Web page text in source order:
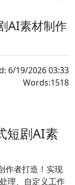
AI素材制作
6/19/2026 03:33
Words:1518
短剧AI素
作者打造！实现
理、自定义工作